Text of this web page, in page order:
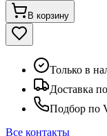
В корзину
Только в
Доставка
Подбор по
Все контакты